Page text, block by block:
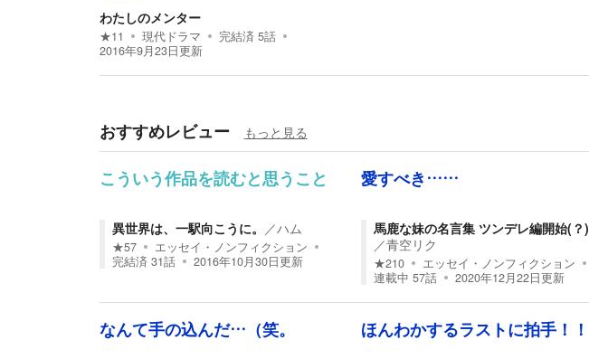
わたしのメンター
★11 現代ドラマ 完結済 5話
2016年9月23日更新
おすすめレビュー もっと見る
こういう作品を読むと思うこと
異世界は、一駅向こうに。 ／ハム
★57
エッセイ・ノンフィクション
完結済 31話 2016年10月30日更新
愛すべき……
馬鹿な妹の名言集 ツンデレ編開始(？)
／青空リク
★210
エッセイ・ノンフィクション
連載中 57話 2020年12月22日更新
なんて手の込んだ…（笑。 ほんわかするラストに拍手！！